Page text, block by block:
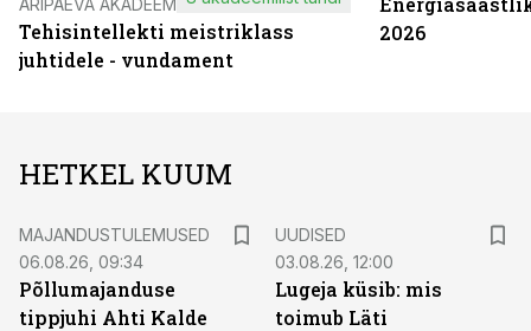
ÄRIPÄEVA AKADEEMIA
Tehisintellekti meistriklass
juhtidele - vundament
2026
HETKEL KUUM
MAJANDUSTULEMUSED
06.08.26, 09:34
Põllumajanduse
tippjuhi Ahti Kalde
UUDISED
03.08.26, 12:00
Lugeja küsib: mis
toimub Läti